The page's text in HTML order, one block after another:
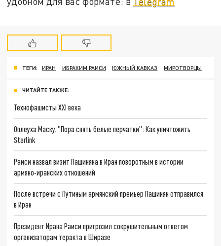
ТЕГИ: ИРАН ИБРАХИМ РАИСИ ЮЖНЫЙ КАВКАЗ МИРОТВОРЦЫ
ЧИТАЙТЕ ТАКЖЕ:
Технофашисты XXI века
Оплеуха Маску. "Пора снять белые перчатки": Как уничтожить
Starlink
Раиси назвал визит Пашиняна в Иран поворотным в истории
армяно-иранских отношений
После встречи с Путиным армянский премьер Пашинян отправился
в Иран
Президент Ирана Раиси пригрозил сокрушительным ответом
организаторам теракта в Ширазе